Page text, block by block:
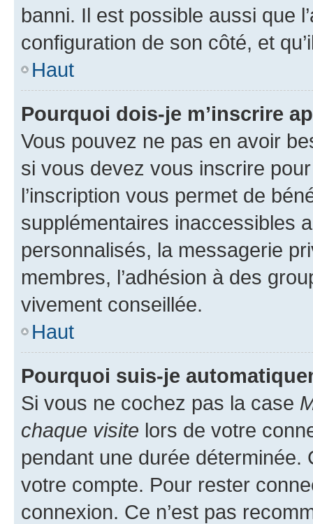
banni. Il est possible aussi que
configuration de son côté, et
Haut
Pourquoi dois-je m’inscrire
Vous pouvez ne pas en avoir
si vous devez vous inscrire
l’inscription vous permet de
supplémentaires inaccessibles
personnalisés, la messagerie
membres, l’adhésion à des
vivement conseillée.
Haut
Pourquoi suis-je
Si vous ne cochez pas la case
chaque visite lors de votre
pendant une durée déterminée.
votre compte. Pour rester
connexion. Ce n’est pas